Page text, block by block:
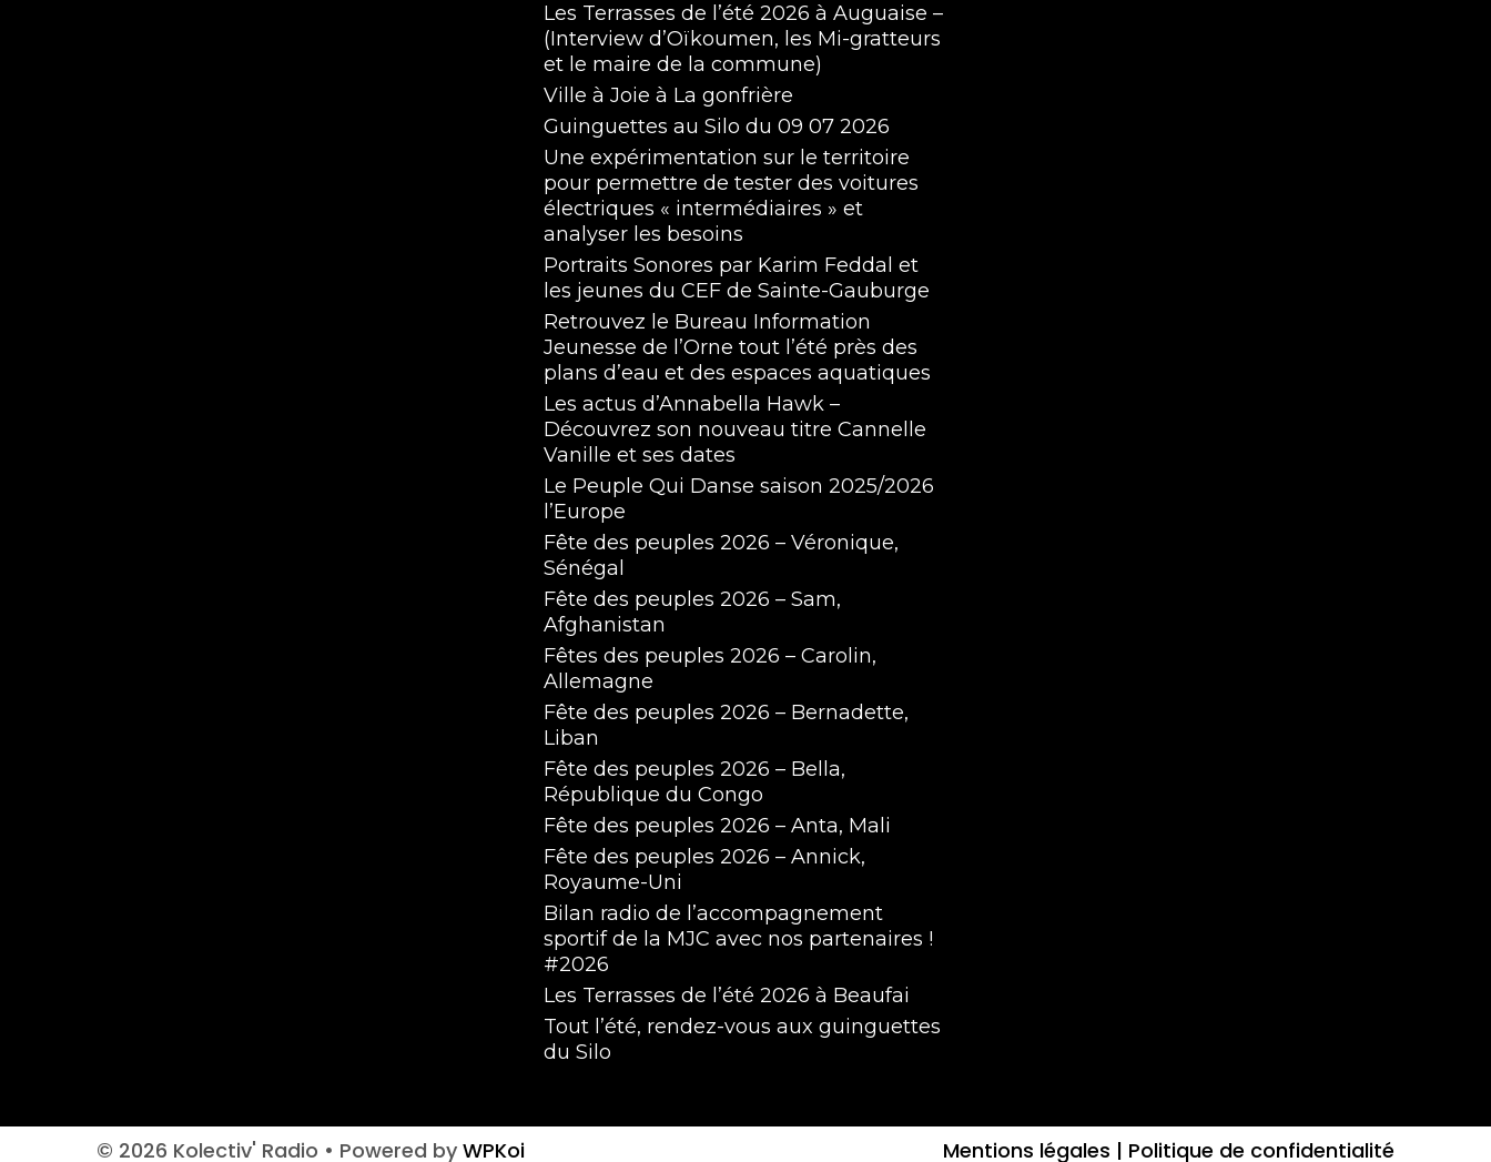
Les Terrasses de l’été 2026 à Auguaise –
(Interview d’Oïkoumen, les Mi-gratteurs
et le maire de la commune)
Ville à Joie à La gonfrière
Guinguettes au Silo du 09 07 2026
Une expérimentation sur le territoire
pour permettre de tester des voitures
électriques « intermédiaires » et
analyser les besoins
Portraits Sonores par Karim Feddal et
les jeunes du CEF de Sainte-Gauburge
Retrouvez le Bureau Information
Jeunesse de l’Orne tout l’été près des
plans d’eau et des espaces aquatiques
Les actus d’Annabella Hawk –
Découvrez son nouveau titre Cannelle
Vanille et ses dates
Le Peuple Qui Danse saison 2025/2026
l’Europe
Fête des peuples 2026 – Véronique,
Sénégal
Fête des peuples 2026 – Sam,
Afghanistan
Fêtes des peuples 2026 – Carolin,
Allemagne
Fête des peuples 2026 – Bernadette,
Liban
Fête des peuples 2026 – Bella,
République du Congo
Fête des peuples 2026 – Anta, Mali
Fête des peuples 2026 – Annick,
Royaume-Uni
Bilan radio de l’accompagnement
sportif de la MJC avec nos partenaires !
#2026
Les Terrasses de l’été 2026 à Beaufai
Tout l’été, rendez-vous aux guinguettes
du Silo
Mentions légales | Politique de confidentialité
© 2026 Kolectiv' Radio • Powered by WPKoi